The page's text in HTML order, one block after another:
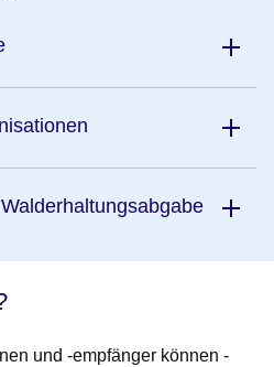
und -empfänger können -